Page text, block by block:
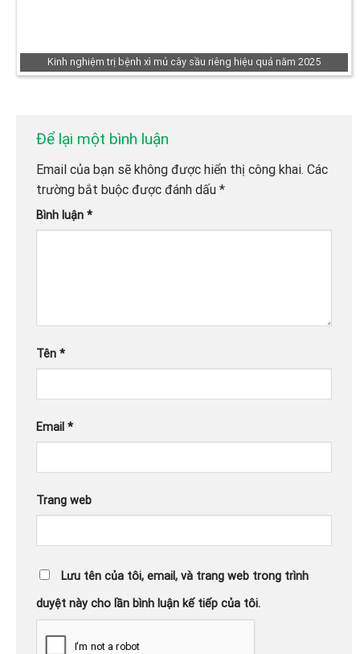
Kinh nghiệm trị bệnh xì mủ cây sầu riêng hiệu quả năm 2025
Để lại một bình luận
Email của bạn sẽ không được hiển thị công khai. Các
trường bắt buộc được đánh dấu *
Bình luận *
Tên *
Email *
Trang web
Lưu tên của tôi, email, và trang web trong trình
duyệt này cho lần bình luận kế tiếp của tôi.